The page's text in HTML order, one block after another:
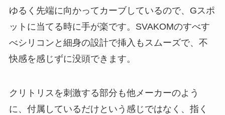
ゆるく先端に向かってカーブしているので、Gスポ
ットに当てる時に手が楽です。SVAKOMのすべす
べシリコンと細身の設計で挿入もスムーズで、不
快感を感じずに没頭できます。
クリトリスを刺激する部分も他メーカーのよう
に、付属しているだけという感じではなく、指く